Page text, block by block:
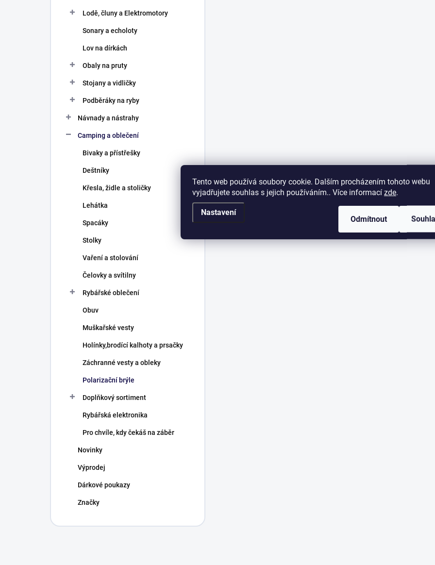
Tento web používá soubory cookie. Dalším procházením tohoto webu
vyjadřujete souhlas s jejich používáním.. Více informací zde.
Nastavení
Odmítnout
Lodě, čluny a Elektromotory
Sonary a echoloty
Lov na dírkách
Obaly na pruty
Stojany a vidličky
Podběráky na ryby
Návnady a nástrahy
Camping a oblečení
Bivaky a přístřešky
Deštníky
Křesla, židle a stoličky
Lehátka
Spacáky
Stolky
Vaření a stolování
Čelovky a svítilny
Rybářské oblečení
Obuv
Muškařské vesty
Holínky,brodící kalhoty a prsačky
Záchranné vesty a obleky
Polarizační brýle
Doplňkový sortiment
Rybářská elektronika
Pro chvíle, kdy čekáš na záběr
Novinky
Výprodej
Dárkové poukazy
Značky